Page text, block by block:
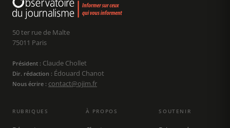
50 ter rue de Malte
75011 Paris
Président : Claude Chollet
Dir. rédaction : Édouard Chanot
Nous écrire : contact@ojim.fr
RUBRIQUES À PROPOS SOUTENIR